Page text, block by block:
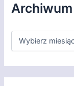
Archiwum
A
h
i